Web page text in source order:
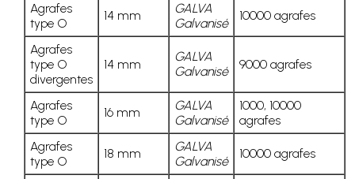
Agrafes
type O
14 mm
GALVA
Galvanisé
10000 agrafes
Agrafes
type O
divergentes
14 mm
GALVA
Galvanisé
9000 agrafes
Agrafes
type O
16 mm
GALVA
Galvanisé
1000, 10000
agrafes
Agrafes
type O
18 mm
GALVA
Galvanisé
10000 agrafes